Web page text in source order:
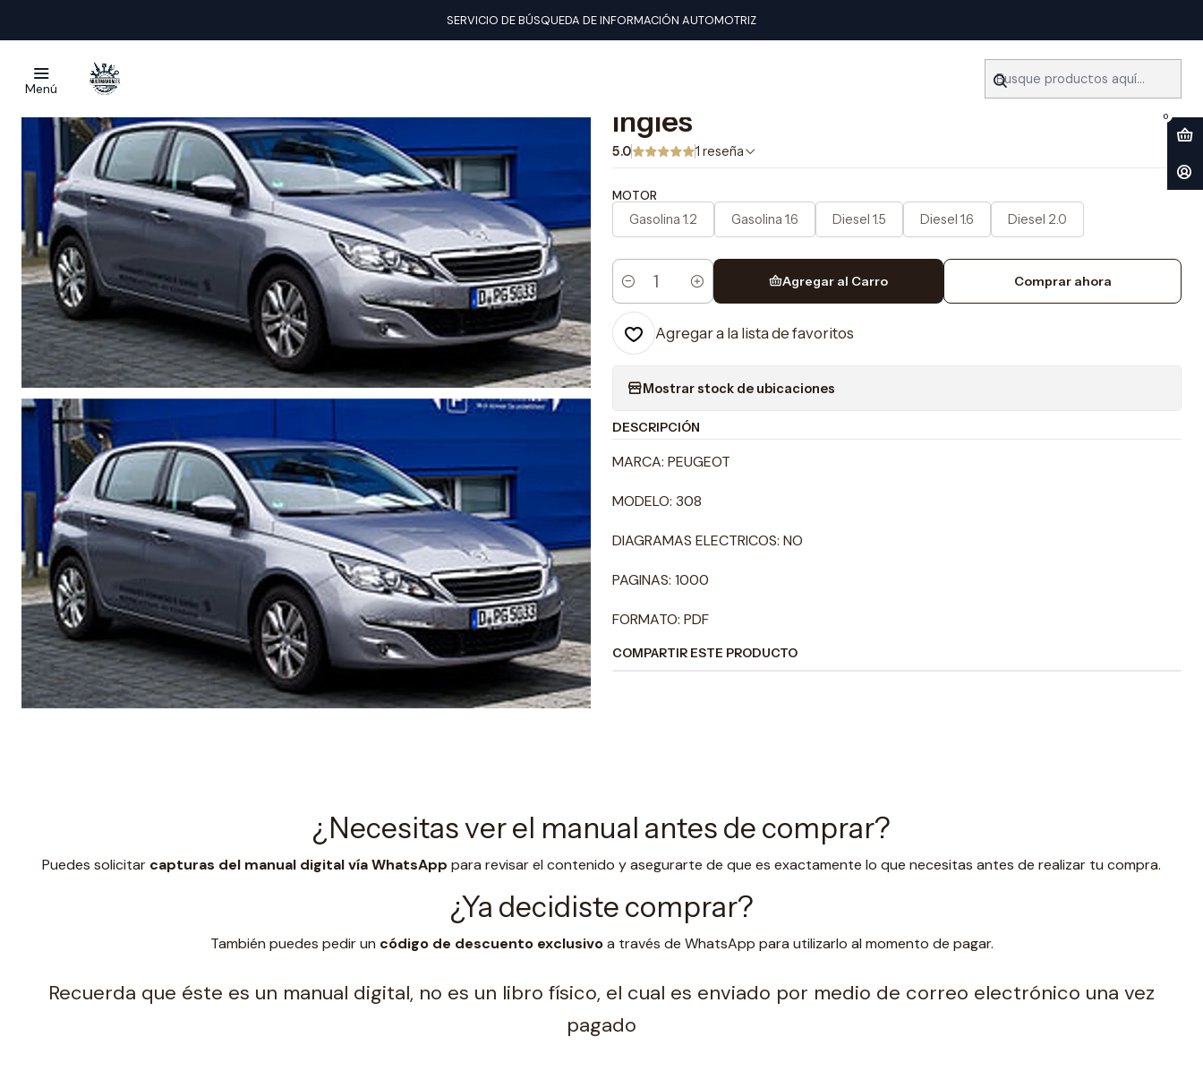
Menú
0
SERVICIO DE BÚSQUEDA DE INFORMACIÓN AUTOMOTRIZ
Manuales de taller Peugeot Manual De Taller Peugeot 308 (2013-2021) Ingles
Manual De Taller Peugeot 308 (2013-2021)
Ingles
5.0 1 reseña
MOTOR
Gasolina 1.2 Gasolina 1.6 Diesel 1.5 Diesel 1.6 Diesel 2.0
Cantidad
Agregar al Carro Comprar ahora
Agregar a la lista de favoritos
Mostrar stock de ubicaciones
DESCRIPCIÓN
MARCA: PEUGEOT
MODELO: 308
DIAGRAMAS ELECTRICOS: NO
PAGINAS: 1000
FORMATO: PDF
COMPARTIR ESTE PRODUCTO
¿Necesitas ver el manual antes de comprar?
Puedes solicitar capturas del manual digital vía WhatsApp para revisar el contenido y asegurarte de que es exactamente lo que necesitas antes de realizar tu compra.
¿Ya decidiste comprar?
También puedes pedir un código de descuento exclusivoa través de WhatsApp para utilizarlo al momento de pagar.
Recuerda que éste es un manual digital, no es un libro físico, el cual es enviado por medio de correo electrónico una vez
pagado